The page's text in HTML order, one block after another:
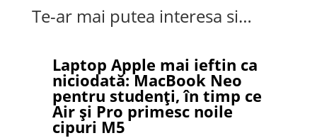
Te-ar mai putea interesa si…
Laptop Apple mai ieftin ca
niciodată: MacBook Neo
pentru studenți, în timp ce
Air și Pro primesc noile
cipuri M5